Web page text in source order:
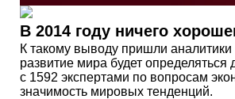
В 2014 году ничего
К такому выводу пришли
развитие мира будет
с 1592 экспертами по вопросам
значимость мировых тенденций.